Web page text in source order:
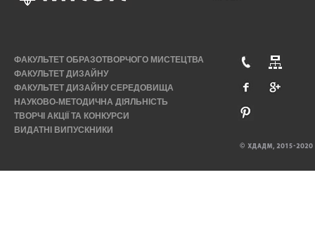
ФАКУЛЬТЕТ ОБРАЗОТВОРЧОГО МИСТЕЦТВА
ФАКУЛЬТЕТ ДИЗАЙНУ
ФАКУЛЬТЕТ ДИЗАЙНУ СЕРЕДОВИЩА
НАУКОВО-МЕТОДИЧНА ДІЯЛЬНІСТЬ
ТВОРЧІ АКЦІЇ ТА КОНКУРСИ
ВИДАТНІ ВИПУСКНИКИ